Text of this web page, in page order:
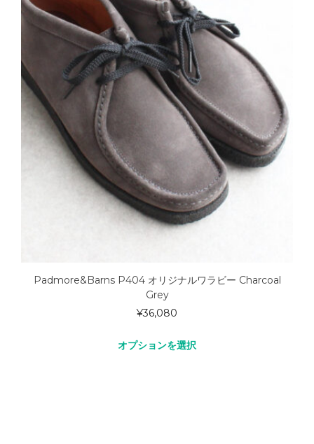
Padmore&Barns P404 オリジナルワラビー Charcoal
Grey
¥36,080
オプションを選択